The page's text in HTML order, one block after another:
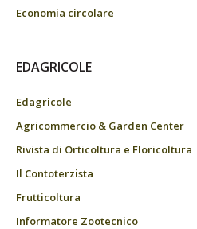
Economia circolare
EDAGRICOLE
Edagricole
Agricommercio & Garden Center
Rivista di Orticoltura e Floricoltura
Il Contoterzista
Frutticoltura
Informatore Zootecnico